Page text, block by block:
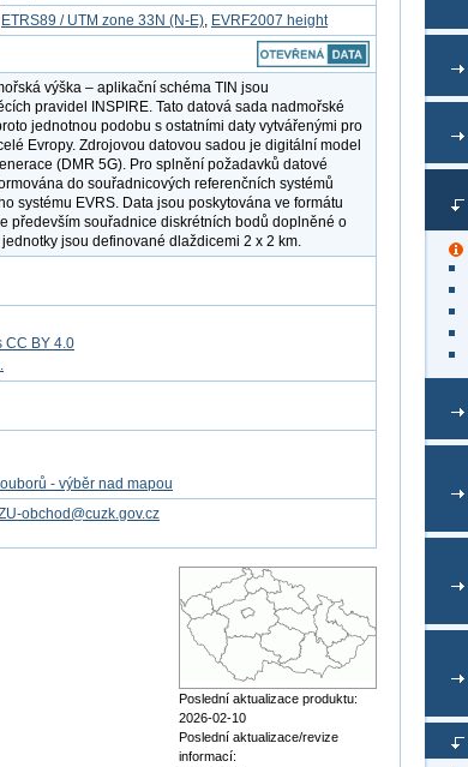
ETRS89 / UTM zone 33N (N-E), EVRF2007 height
výška – aplikační schéma TIN jsou
pravidel INSPIRE. Tato datová sada nadmořské
jednotnou podobu s ostatními daty vytvářenými pro
Evropy. Zdrojovou datovou sadou je digitální model
(DMR 5G). Pro splnění požadavků datové
do souřadnicových referenčních systémů
systému EVRS. Data jsou poskytována ve formátu
především souřadnice diskrétních bodů doplněné o
jsou definované dlaždicemi 2 x 2 km.
CC BY 4.0
- výběr nad mapou
obchod@cuzk.gov.cz
Poslední aktualizace produktu:
2026-02-10
Poslední aktualizace/revize
informací: